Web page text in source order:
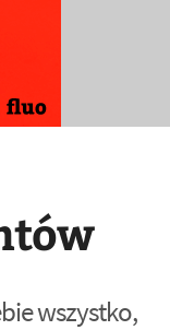
wszystko,